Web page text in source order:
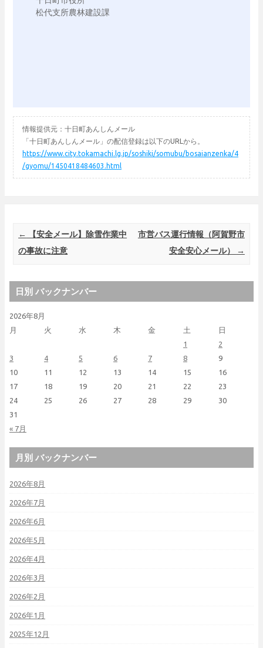
松代支所農林建設課
情報提供元：十日町あんしんメール
「十日町あんしんメール」の配信登録は以下のURLから。
https://www.city.tokamachi.lg.jp/soshiki/somubu/bosaianzenka/4
/gyomu/1450418484603.html
Post navigation
←
【安全メール】除雪作業中
の事故に注意
市営バス運行情報（阿賀野市
安全安心メール）
→
日別 バックナンバー
2026年8月
月
火 水 木 金 土 日
« 7月
1
2
3
4 5 6 7 8
9
10
11 12 13 14 15
16
17
18 19 20 21 22
23
24
25 26 27 28 29
30
31
月別 バックナンバー
2026年8月
2026年7月
2026年6月
2026年5月
2026年4月
2026年3月
2026年2月
2026年1月
2025年12月